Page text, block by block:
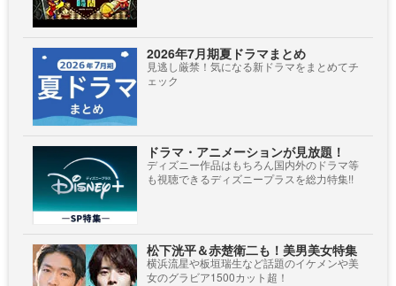
2026年7月期夏ドラマまとめ
見逃し厳禁！気になる新ドラマをまとめてチ
ェック
ドラマ・アニメーションが見放題！
ディズニー作品はもちろん国内外のドラマ等
も視聴できるディズニープラスを総力特集!!
松下洸平＆赤楚衛二も！美男美女特集
横浜流星や板垣瑞生など話題のイケメンや美
女のグラビア1500カット超！